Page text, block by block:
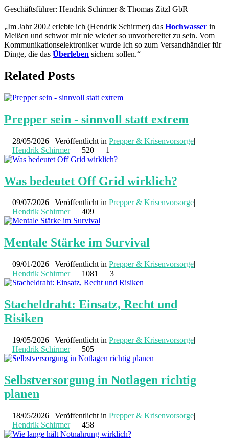
Geschäftsführer: Hendrik Schirmer & Thomas Zitzl GbR
„Im Jahr 2002 erlebte ich (Hendrik Schirmer) das Hochwasser in
Meißen und schwor mir nie wieder so unvorbereitet zu sein. Vom
Kommunikationselektroniker wurde Ich so zum Versandhändler für
Dinge, die das Überleben sichern sollen.“
Related Posts
Prepper sein - sinnvoll statt extrem
28/05/2026 | Veröffentlicht in Prepper & Krisenvorsorge|
Hendrik Schirmer| 520| 1
Was bedeutet Off Grid wirklich?
09/07/2026 | Veröffentlicht in Prepper & Krisenvorsorge|
Hendrik Schirmer| 409
Mentale Stärke im Survival
09/01/2026 | Veröffentlicht in Prepper & Krisenvorsorge|
Hendrik Schirmer| 1081| 3
Stacheldraht: Einsatz, Recht und
Risiken
19/05/2026 | Veröffentlicht in Prepper & Krisenvorsorge|
Hendrik Schirmer| 505
Selbstversorgung in Notlagen richtig
planen
18/05/2026 | Veröffentlicht in Prepper & Krisenvorsorge|
Hendrik Schirmer| 458